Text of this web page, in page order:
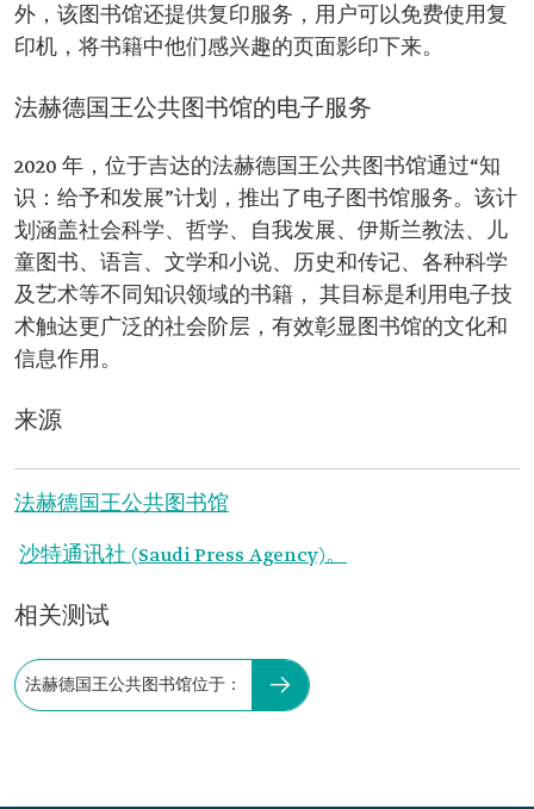
外，该图书馆还提供复印服务，用户可以免费使用复
印机，将书籍中他们感兴趣的页面影印下来。
法赫德国王公共图书馆的电子服务
2020 年，位于吉达的法赫德国王公共图书馆通过“知
识：给予和发展”计划，推出了电子图书馆服务。该计
划涵盖社会科学、哲学、自我发展、伊斯兰教法、儿
童图书、语言、文学和小说、历史和传记、各种科学
及艺术等不同知识领域的书籍， 其目标是利用电子技
术触达更广泛的社会阶层，有效彰显图书馆的文化和
信息作用。
来源
法赫德国王公共图书馆
沙特通讯社 (Saudi Press Agency)。
相关测试
法赫德国王公共图书馆位于：